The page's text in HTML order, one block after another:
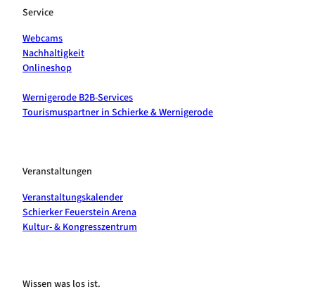
Service
Webcams
Nachhaltigkeit
Onlineshop
Wernigerode B2B-Services
Tourismuspartner in Schierke & Wernigerode
Veranstaltungen
Veranstaltungskalender
Schierker Feuerstein Arena
Kultur- & Kongresszentrum
Wissen was los ist.